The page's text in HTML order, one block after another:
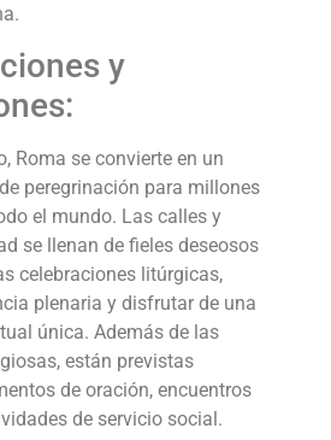
y
Roma se convierte en un
peregrinación para millones
el mundo. Las calles y
se llenan de fieles deseosos
celebraciones litúrgicas,
plenaria y disfrutar de una
única. Además de las
están previstas
de oración, encuentros
de servicio social.